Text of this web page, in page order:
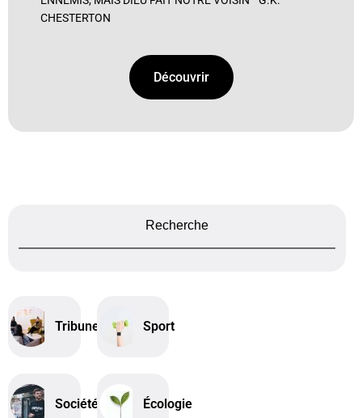
CHESTERTON
Découvrir
Recherche
Tribune Sport
Société Écologie